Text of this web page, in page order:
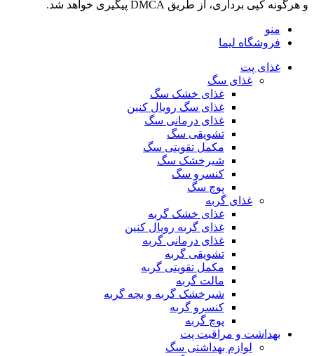
و هرگونه کپی برداری، از طریق DMCA پیگیری خواهد شد.
منو
فروشگاه لیما
غذای پت
غذای سگ
غذای خشک سگ
غذای سگ رویال کنین
غذای درمانی سگ
تشویقی سگ
مکمل تقویتی سگ
شیرخشک سگ
کنسرو سگ
پوچ سگ
غذای گربه
غذای خشک گربه
غذای گربه رویال کنین
غذای درمانی گربه
تشویقی گربه
مکمل تقویتی گربه
مالت گربه
شیرخشک گربه و بچه گربه
کنسرو گربه
پوچ گربه
بهداشت و مراقبت پت
لوازم بهداشتی سگ